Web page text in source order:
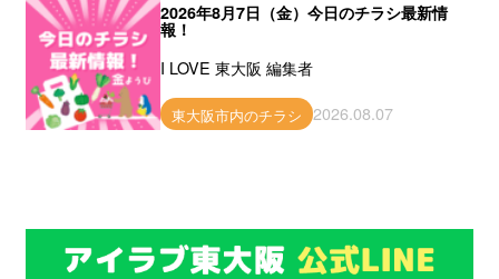
2026年8月7日（金）今日のチラシ最新情
報！
I LOVE 東大阪 編集者
東大阪市内のチラシ 2026.08.07